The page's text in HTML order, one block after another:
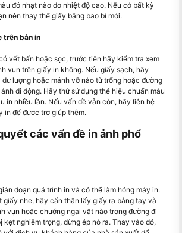
đỏ nhạt nào do nhiệt độ cao. Nếu có bất kỳ
nên thay thế giấy bằng bao bì mới.
trên bản in
vết bẩn hoặc sọc, trước tiên hãy kiểm tra xem
vụn trên giấy in không. Nếu giấy sạch, hãy
lượng hoặc mảnh vỡ nào từ trống hoặc đường
di động. Hãy thử sử dụng thẻ hiệu chuẩn màu
in nhiều lần. Nếu vấn đề vẫn còn, hãy liên hệ
in để được trợ giúp thêm.
các vấn đề in ảnh phổ
đoạn quá trình in và có thể làm hỏng máy in.
giấy nhẹ, hãy cẩn thận lấy giấy ra bằng tay và
vụn hoặc chướng ngại vật nào trong đường đi
kẹt nghiêm trọng, đừng ép nó ra. Thay vào đó,